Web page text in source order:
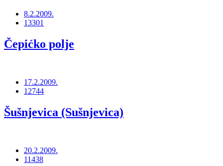
8.2.2009.
13301
Čepićko polje
17.2.2009.
12744
Šušnjevica (Sušnjevica)
20.2.2009.
11438